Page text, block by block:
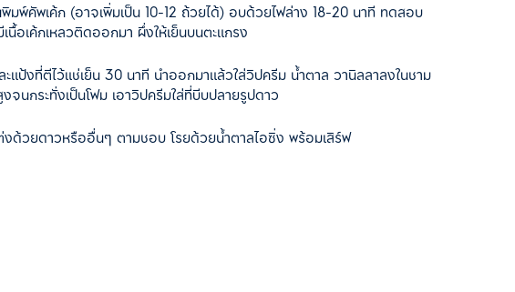
มพ์คัพเค้ก (อาจเพิ่มเป็น 10-12 ถ้วยได้) อบด้วยไฟล่าง 18-20 นาที ทดสอบ
นื้อเค้กเหลวติดออกมา ผึ่งให้เย็นบนตะแกรง
แป้งที่ตีไว้แช่เย็น 30 นาที นำออกมาแล้วใส่วิปครีม น้ำตาล วานิลลาลงในชาม
จนกระทั่งเป็นโฟม เอาวิปครีมใส่ที่บีบปลายรูปดาว
ด้วยดาวหรืออื่นๆ ตามชอบ โรยด้วยน้ำตาลไอซิ่ง พร้อมเสิร์ฟ